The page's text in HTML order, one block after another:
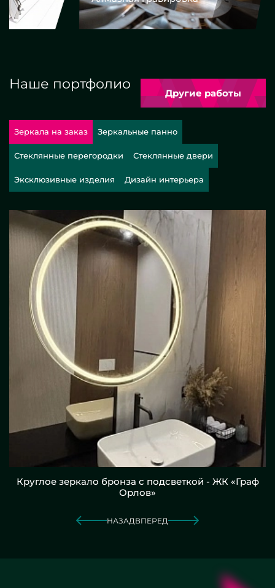
Наше портфолио
Другие работы
Зеркала на заказ Зеркальные панно
Стеклянные перегородки Стеклянные двери
Эксклюзивные изделия Дизайн интерьера
Круглое зеркало бронза с подсветкой - ЖК «Граф
Орлов»
НАЗАД ВПЕРЕД